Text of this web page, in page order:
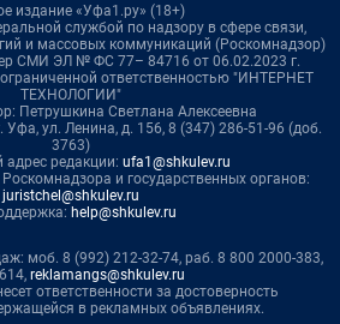
издание «Уфа1.ру» (18+)
службой по надзору в сфере связи,
и массовых коммуникаций (Роскомнадзор)
СМИ ЭЛ № ФС 77– 84716 от 06.02.2023 г.
ответственностью "ИНТЕРНЕТ
ТЕХНОЛОГИИ"
Петрушкина Светлана Алексеевна
Уфа, ул. Ленина, д. 156, 8 (347) 286-51-96 (доб.
3763)
адрес редакции: ufa1@shkulev.ru
и государственных органов:
juristchel@shkulev.ru
help@shkulev.ru
моб. 8 (992) 212-32-74, раб. 8 800 2000-383,
reklamangs@shkulev.ru
ответственности за достоверность
в рекламных объявлениях.